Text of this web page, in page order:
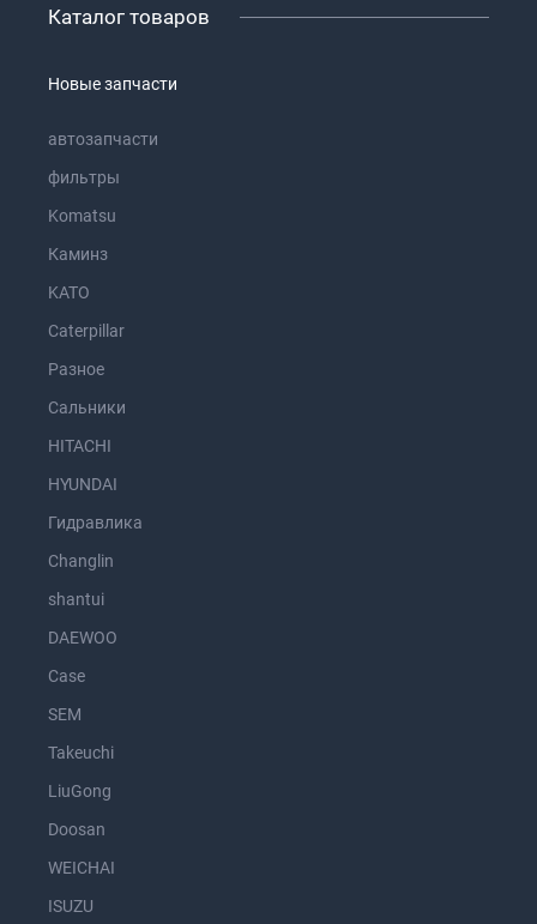
Каталог товаров
Новые запчасти
автозапчасти
фильтры
Komatsu
Каминз
KATO
Caterpillar
Разное
Сальники
HITACHI
HYUNDAI
Гидравлика
Changlin
shantui
DAEWOO
Case
SEM
Takeuchi
LiuGong
Doosan
WEICHAI
ISUZU